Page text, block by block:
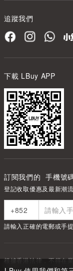
追蹤我們
下載 LBuy APP
訂閱我們的 手機號
登記收取優惠及最新潮
請輸入正確的電郵或手
根據香港法律，不得在
Under the law of